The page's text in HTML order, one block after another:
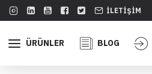
İLETIŞIM
ÜRÜNLER BLOG